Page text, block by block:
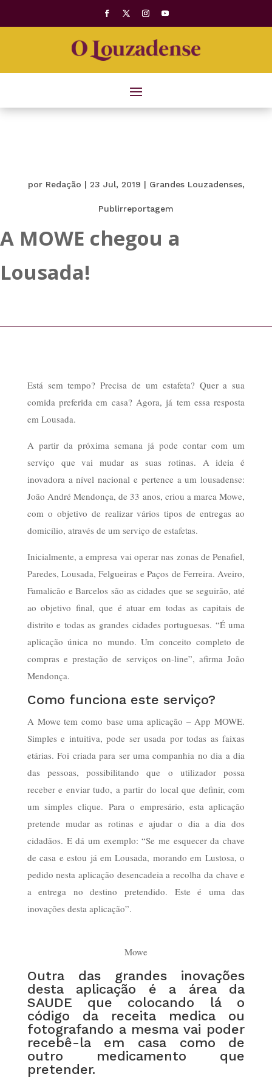
por Redação | 23 Jul, 2019 | Grandes Louzadenses,
Publirreportagem
A MOWE chegou a
Lousada!
Está sem tempo? Precisa de um estafeta? Quer a sua
comida preferida em casa? Agora, já tem essa resposta
em Lousada.
A partir da próxima semana já pode contar com um
serviço que vai mudar as suas rotinas. A ideia é
inovadora a nível nacional e pertence a um lousadense:
João André Mendonça, de 33 anos, criou a marca Mowe,
com o objetivo de realizar vários tipos de entregas ao
domicílio, através de um serviço de estafetas.
Inicialmente, a empresa vai operar nas zonas de Penafiel,
Paredes, Lousada, Felgueiras e Paços de Ferreira. Aveiro,
Famalicão e Barcelos são as cidades que se seguirão, até
ao objetivo final, que é atuar em todas as capitais de
distrito e todas as grandes cidades portuguesas. “É uma
aplicação única no mundo. Um conceito completo de
compras e prestação de serviços on-line”, afirma João
Mendonça.
Como funciona este serviço?
A Mowe tem como base uma aplicação – App MOWE.
Simples e intuitiva, pode ser usada por todas as faixas
etárias. Foi criada para ser uma companhia no dia a dia
das pessoas, possibilitando que o utilizador possa
receber e enviar tudo, a partir do local que definir, com
um simples clique. Para o empresário, esta aplicação
pretende mudar as rotinas e ajudar o dia a dia dos
cidadãos. E dá um exemplo: “Se me esquecer da chave
de casa e estou já em Lousada, morando em Lustosa, o
pedido nesta aplicação desencadeia a recolha da chave e
a entrega no destino pretendido. Este é uma das
inovações desta aplicação”.
Mowe
Outra das grandes inovações
desta aplicação é a área da
SAUDE que colocando lá o
código da receita medica ou
fotografando a mesma vai poder
recebê-la em casa como de
outro medicamento que
pretender.